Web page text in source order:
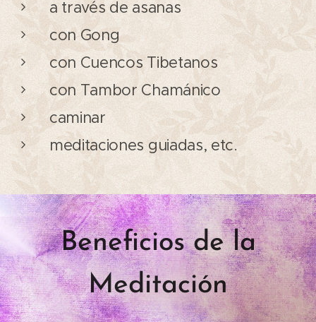
a través de asanas
con Gong
con Cuencos Tibetanos
con Tambor Chamánico
caminar
meditaciones guiadas, etc.
Beneficios de la
Meditación